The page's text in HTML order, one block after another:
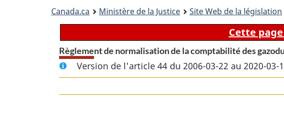
Canada.ca Ministère de la Justice Site Web de la législation
Cette
Règlement de normalisation de la comptabilité des
Version de l'article 44 du 2006-03-22 au 2020-03-